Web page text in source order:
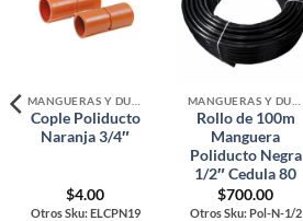
Cople Poliducto
Naranja 3/4″
$4.00
Otros Sku: ELCPN19
Rollo de 100m
Manguera
Poliducto Negra
1/2″ Cedula 80
$700.00
Otros Sku: Pol-N-1/2